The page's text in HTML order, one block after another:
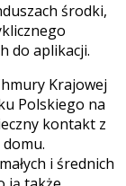
środki,
do aplikacji.
Krajowej
Polskiego na
kontakt z
i średnich